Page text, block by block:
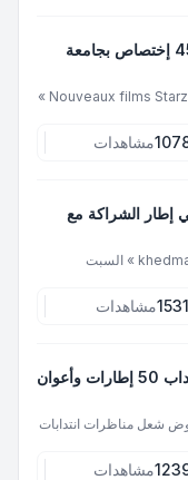
مناظرة كبرى لانتداب أساتذة في أكثر من 45 إختصاص بجامعة
Nouveaux films
»
مشاهدات
إطار الشراكة مع
» السبت
مشاهدات
مناظرة كبرى بالشركة التونسية للتنقيب لانتداب 50 إطارات وأعوان
شعل مناظرات انتدابات
مشاهدات